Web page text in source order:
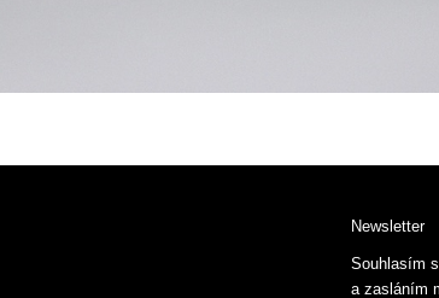
Newsletter
Souhlasím
a zasláním